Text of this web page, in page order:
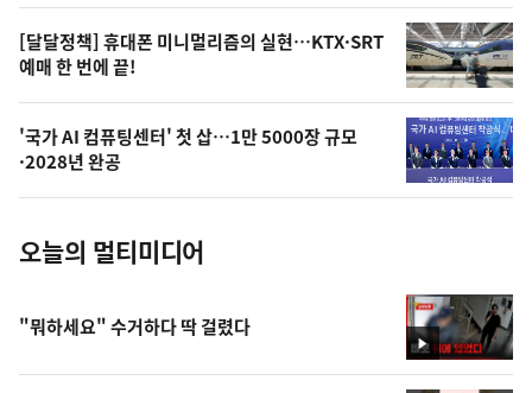
오
늘
의
사
진
[달달정책] 휴대폰 미니멀리즘의 실현…KTX·SRT
예매 한 번에 끝!
'국가 AI 컴퓨팅센터' 첫 삽…1만 5000장 규모
·2028년 완공
오늘의 멀티미디어
영
상
"뭐하세요" 수거하다 딱 걸렸다